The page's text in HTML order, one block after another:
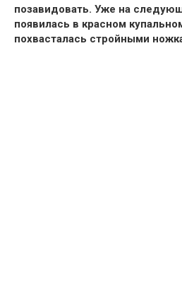
позавидовать. Уже на
появилась в красном
похвасталась стройными